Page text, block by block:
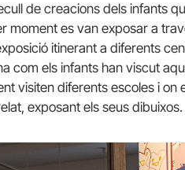
de creacions dels infants
moment es van exposar a
itinerant a diferents
com els infants han viscut
visiten diferents escoles i on
exposant els seus dibuixos.